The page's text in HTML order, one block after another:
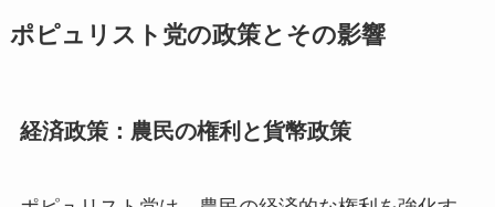
ポピュリスト党の政策とその影響
経済政策：農民の権利と貨幣政策